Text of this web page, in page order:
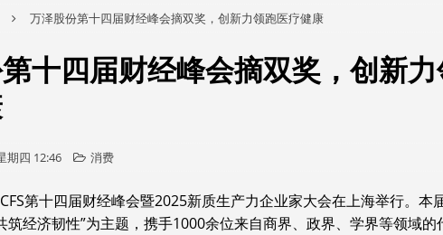
万泽股份第十四届财经峰会摘双奖，创新力领跑医疗健康
十四届财经峰会摘双奖，创新
期四 12:46 消费
第十四届财经峰会暨2025新质生产力企业家大会在上海举行。本
筑经济韧性”为主题，携手1000余位来自商界、政界、学界等领域的